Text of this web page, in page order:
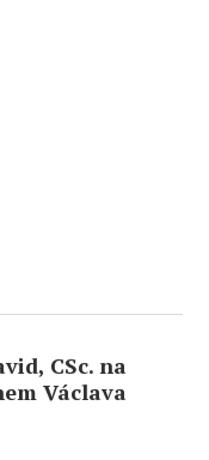
CSc. na
Václava